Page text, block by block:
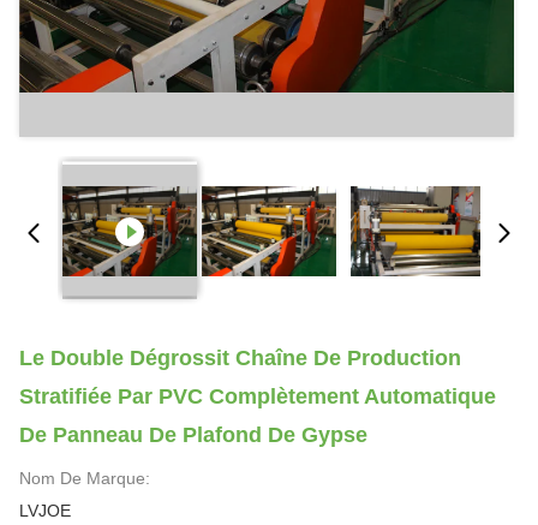
Le Double Dégrossit Chaîne De Production
Stratifiée Par PVC Complètement Automatique
De Panneau De Plafond De Gypse
Nom De Marque:
LVJOE